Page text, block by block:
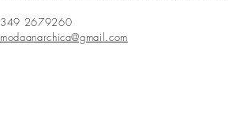
349 2679260
modaanarchica@gmail.com